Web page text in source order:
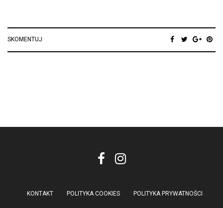
SKOMENTUJ
KONTAKT POLITYKA COOKIES POLITYKA PRYWATNOŚCI